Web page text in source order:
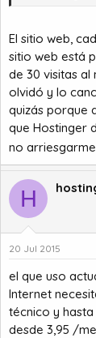
El sitio web,
sitio web está
de 30 visitas al
olvidó y lo
quizás porque
que Hostinger
no
H
20 Jul 2015
el que uso
Internet
técnico y
desde 3,95 /